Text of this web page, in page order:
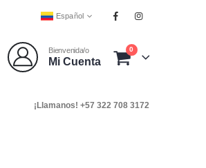
Español
Bienvenida/o
Mi Cuenta
0
¡Llamanos! +57 322 708 3172